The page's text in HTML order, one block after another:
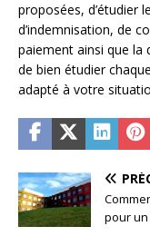
proposées, d’étudier
d’indemnisation, de
paiement ainsi que la
de bien étudier
adapté à votre
pour